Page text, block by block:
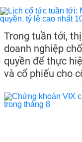
Trong tuần tới,
doanh nghiệp
quyền để thực
và cổ phiếu cho